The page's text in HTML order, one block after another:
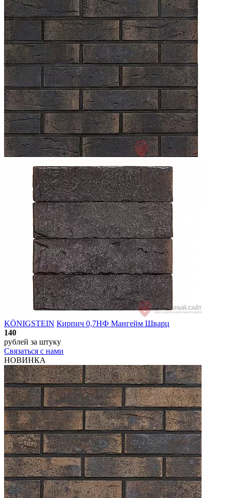
KÖNIGSTEIN Кирпич 0,7НФ Мангейм Шварц
140
рублей за штуку
Связаться с нами
НОВИНКА